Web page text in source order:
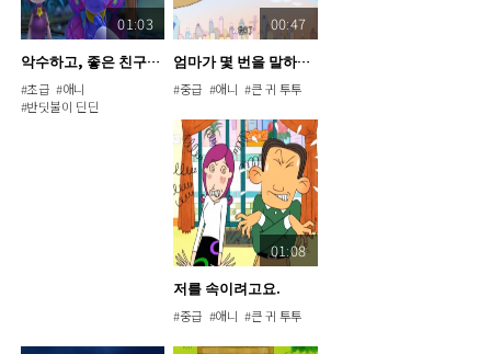
01:03
악수하고, 좋은 친구가 되자
#초급 #애니
#반딧불이 딘딘
00:47
엄마가 몇 번을 말하니?
#중급 #애니 #큰 귀 투투
01:08
저를 속이려고요.
#중급 #애니 #큰 귀 투투